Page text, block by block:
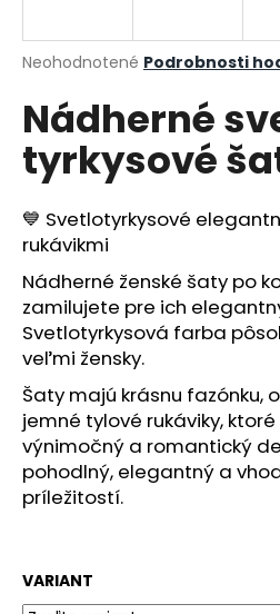
Priemerné
produktu
je
0,0
z
hviezdičiek.
Neohodnotené Podrobnosti
Nádherné
tyrkysové
💙 Svetlotyrkysové
rukávikmi
Nádherné ženské šaty po
zamilujete pre ich
Svetlotyrkysová farba
veľmi žensky.
Šaty majú krásnu fazónku,
jemné tylové rukáviky,
výnimočný a romantický
pohodlný, elegantný a
príležitostí.
VARIANT
j
ť
?
O
d
p
o
r
ú
č
e